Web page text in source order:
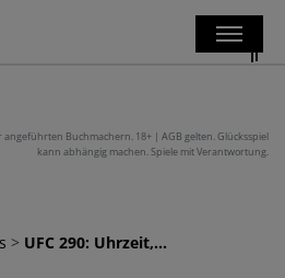
Buchmachern. 18+ | AGB gelten. Glücksspiel
kann abhängig machen. Spiele mit Verantwortung.
> UFC 290: Uhrzeit,…